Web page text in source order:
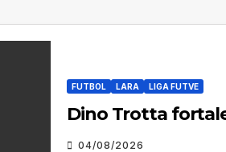
FUTBOL LARA LIGA FUTVE
Dino Trotta
04/08/2026